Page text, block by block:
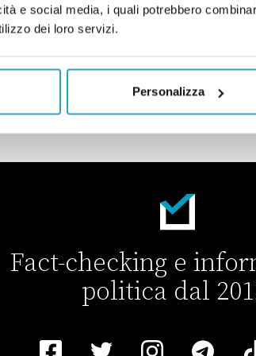
e social media, i quali potrebbero
dei loro servizi.
Personalizza
corretti
13 luglio
Fact-checking e
politica dal